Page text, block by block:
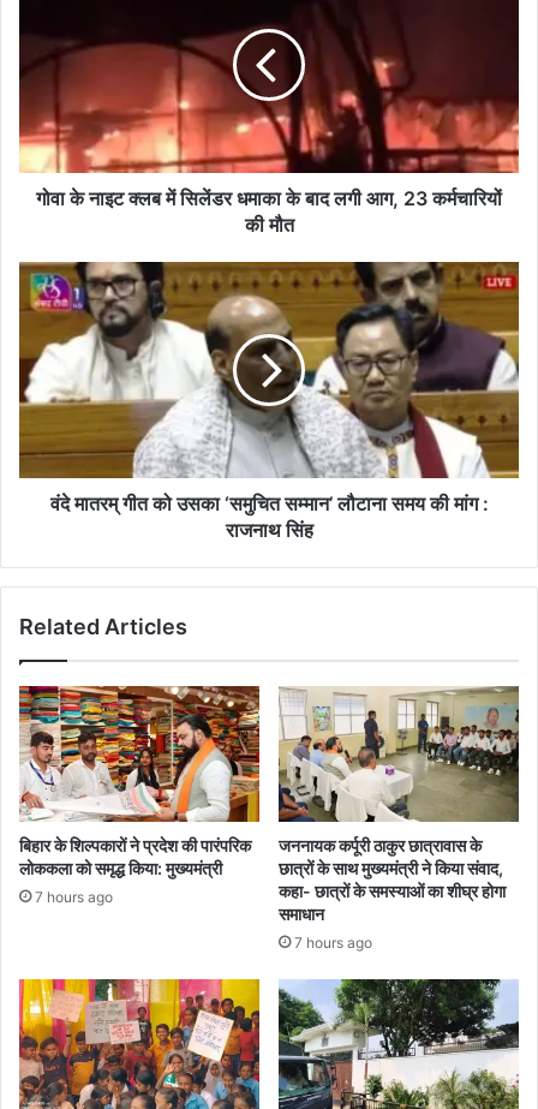
धमाका
के
बाद
लगी
कर्मचारियों
की
गोवा के नाइट क्लब में सिलेंडर धमाका के बाद लगी आग, 23 कर्मचारियों
की मौत
वंदे
मातरम्
उसका
‘समुचित
लौटाना
समय
वंदे मातरम् गीत को उसका ‘समुचित सम्मान’ लौटाना समय की मांग :
राजनाथ सिंह
Related Articles
बिहार के शिल्पकारों ने प्रदेश की पारंपरिक
लोककला को समृद्ध किया: मुख्यमंत्री
7 hours ago
जननायक कर्पूरी ठाकुर छात्रावास के
छात्रों के साथ मुख्यमंत्री ने किया संवाद,
कहा- छात्रों के समस्याओं का शीघ्र होगा
समाधान
7 hours ago